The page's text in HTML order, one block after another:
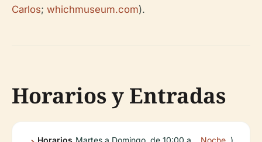
Carlos; whichmuseum.com).
Horarios y Entradas